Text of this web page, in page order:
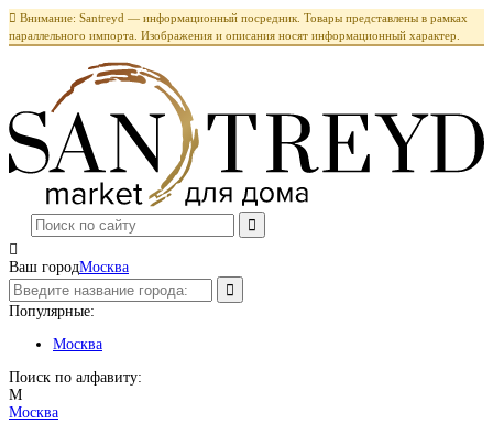
 Внимание: Santreyd — информационный посредник. Товары представлены в рамках
параллельного импорта. Изображения и описания носят информационный характер.

Ваш городМосква
Популярные:
Москва
Поиск по алфавиту:
М
Москва